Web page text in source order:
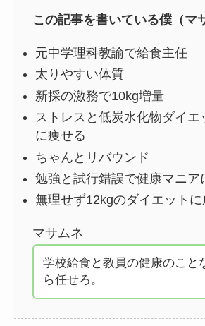
この記事を書いている僕（マ
元中学理科教諭で給食主任
太りやすい体質
新採の激務で10kg増量
ストレスと低炭水化物ダイエ
に痩せる
ちゃんとリバウンド
勉強と試行錯誤で健康マニア
無理せず12kgのダイエットに
マサムネ
学校給食と教員の健康のこと
ら任せろ。